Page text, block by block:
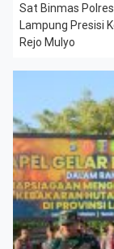
Sat Binmas
Lampung Presisi
Rejo Mulyo